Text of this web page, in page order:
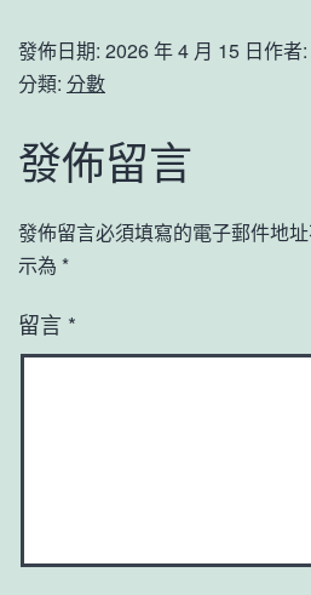
發佈日期: 2026 年 4 月 15 日作者:
分類: 分數
發佈留言
發佈留言必須填寫的電子郵件地址
示為 *
留言 *